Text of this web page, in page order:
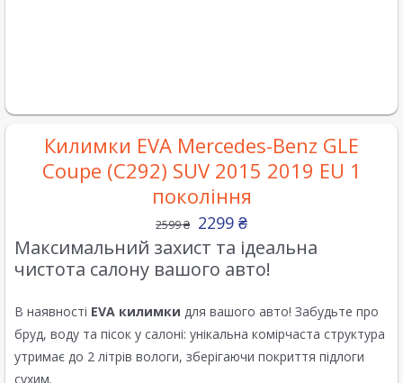
Килимки EVA Mercedes-Benz GLE
Coupe (C292) SUV 2015 2019 EU 1
покоління
2599₴ 2299 ₴
Максимальний захист та ідеальна
чистота салону вашого авто!
В наявності EVA килимки для вашого авто! Забудьте про
бруд, воду та пісок у салоні: унікальна комірчаста структура
утримає до 2 літрів вологи, зберігаючи покриття підлоги
сухим.